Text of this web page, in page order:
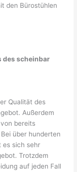
den Bürostühlen
des scheinbar
Qualität des
Außerdem
bereits
über hunderten
es sich sehr
Trotzdem
auf jeden Fall